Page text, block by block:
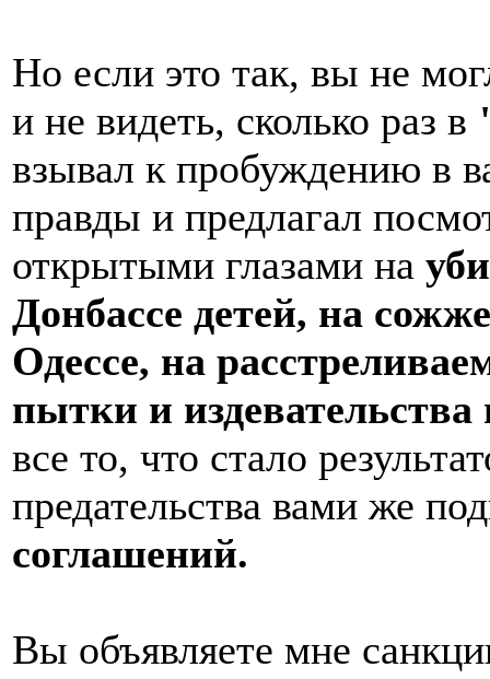
Но если это так, вы не
и не видеть, сколько раз в
взывал к пробуждению в
правды и предлагал
открытыми глазами на
Донбассе детей, на
Одессе, на
пытки и
все то, что стало
предательства вами же
соглашений.
Вы объявляете мне